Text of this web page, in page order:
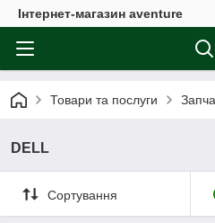
Інтернет-магазин aventure
Товари та послуги
DELL
Сортування